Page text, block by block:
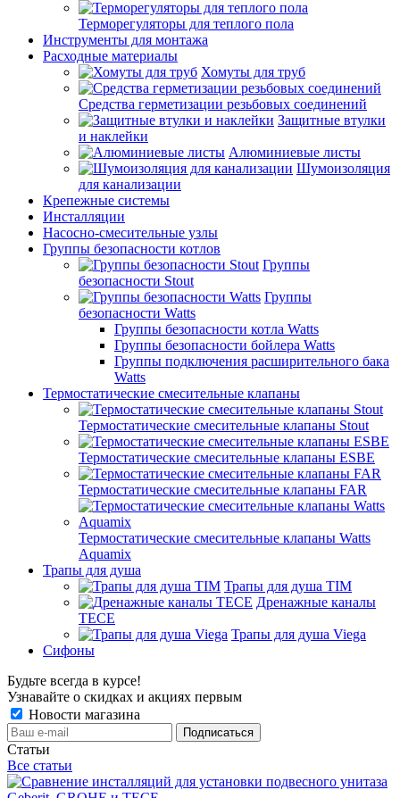
Терморегуляторы для теплого пола
Инструменты для монтажа
Расходные материалы
Хомуты для труб
Средства герметизации резьбовых соединений
Защитные втулки
и наклейки
Алюминиевые листы
Шумоизоляция
для канализации
Крепежные системы
Инсталляции
Насосно-смесительные узлы
Группы безопасности котлов
Группы
безопасности Stout
Группы
безопасности Watts
Группы безопасности котла Watts
Группы безопасности бойлера Watts
Группы подключения расширительного бака
Watts
Термостатические смесительные клапаны
Термостатические смесительные клапаны Stout
Термостатические смесительные клапаны ESBE
Термостатические смесительные клапаны FAR
Термостатические смесительные клапаны Watts
Aquamix
Трапы для душа
Трапы для душа TIM
Дренажные каналы
TECE
Трапы для душа Viega
Сифоны
Будьте всегда в курсе!
Узнавайте о скидках и акциях первым
Новости магазина
Статьи
Все статьи